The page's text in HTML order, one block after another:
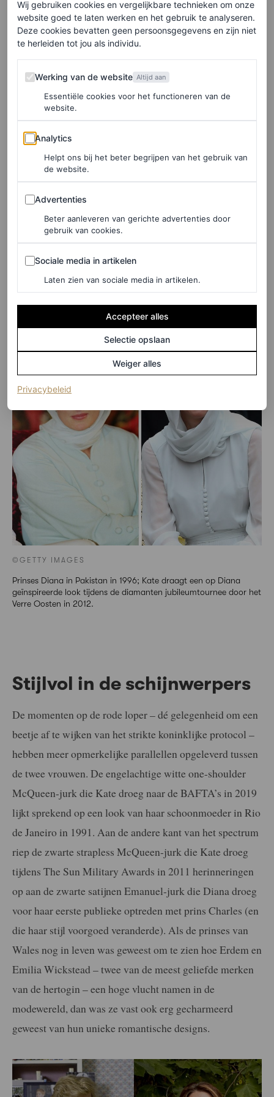
prinses Diana. Toch heeft de hertogin voor haar
overzeese looks ongetwijfeld Diana’s succesvolle
tourgarderobe als blauwdruk gebruikt. Naast de intense
publieke controle wordt niets aan het toeval overgelaten
wanneer diplomatieke relaties op het spel staan. Neem
bijvoorbeeld de diamanten jubileumtournee van de
Cambridges door het Verre Oosten in 2012. Kate was te
zien in een ivoorkleurige look met hoofddoek,
vergelijkbaar met Diana’s verschijning tijdens haar reis
naar Pakistan in 1996. Toen Kate in 2019 zelf een bezoek
aan het land bracht, gaf ze Catherine Walker (een Diana-
favoriet) de opdracht een salwar kameez te maken. Die
was rechtstreeks geïnspireerd op de traditionele jurk die
Diana droeg tijdens haar eerste solotournee door de regio
in 1991.
©GETTY IMAGES
Prinses Diana in Pakistan in 1996; Kate draagt een op Diana
geïnspireerde look tijdens de diamanten jubileumtournee door het
Verre Oosten in 2012.
Stijlvol in de schijnwerpers
De momenten op de rode loper – dé gelegenheid om een
beetje af te wijken van het strikte koninklijke protocol –
hebben meer opmerkelijke parallellen opgeleverd tussen
de twee vrouwen. De engelachtige witte one-shoulder
McQueen-jurk die Kate droeg naar de BAFTA’s in 2019
lijkt sprekend op een look van haar schoonmoeder in Rio
de Janeiro in 1991. Aan de andere kant van het spectrum
riep de zwarte strapless McQueen-jurk die Kate droeg
tijdens The Sun Military Awards in 2011 herinneringen
op aan de zwarte satijnen Emanuel-jurk die Diana droeg
voor haar eerste publieke optreden met prins Charles (en
die haar stijl voorgoed veranderde). Als de prinses van
Wales nog in leven was geweest om te zien hoe Erdem en
Emilia Wickstead – twee van de meest geliefde merken
van de hertogin – een hoge vlucht namen in de
modewereld, dan was ze vast ook erg gecharmeerd
geweest van hun unieke romantische designs.
Wij gebruiken cookies en vergelijkbare technieken om onze
website goed te laten werken en het gebruik te analyseren.
Deze cookies bevatten geen persoonsgegevens en zijn niet
te herleiden tot jou als individu.
Werking van de website
Werking van de website Altijd aan
Essentiële cookies voor het functioneren van de
website.
Analytics
Analytics
Helpt ons bij het beter begrijpen van het gebruik van
de website.
Advertenties
Advertenties
Beter aanleveren van gerichte advertenties door
gebruik van cookies.
Sociale media in artikelen
Sociale media in artikelen
Laten zien van sociale media in artikelen.
Accepteer alles
Selectie opslaan
Weiger alles
Privacybeleid